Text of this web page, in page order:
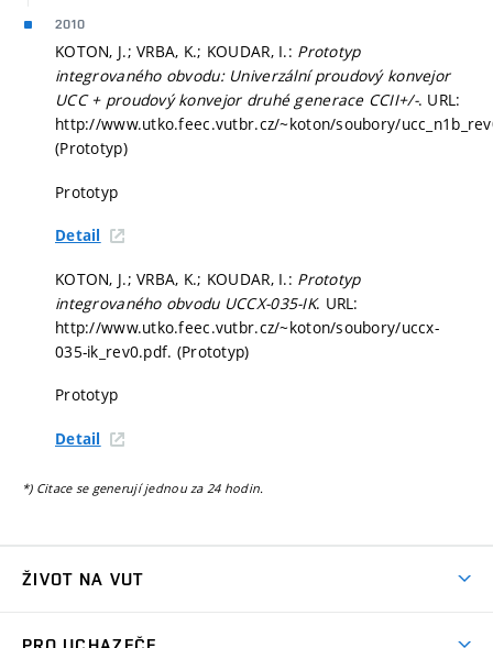
2010
KOTON, J.; VRBA, K.; KOUDAR, I.: Prototyp
integrovaného obvodu: Univerzální proudový konvejor
UCC + proudový konvejor druhé generace CCII+/-. URL:
http://www.utko.feec.vutbr.cz/~koton/soubory/
(Prototyp)
Prototyp
Detail
KOTON, J.; VRBA, K.; KOUDAR, I.: Prototyp
integrovaného obvodu UCCX-035-IK. URL:
http://www.utko.feec.vutbr.cz/~koton/soubory/uccx-
035-ik_rev0.pdf. (Prototyp)
Prototyp
Detail
*) Citace se generují jednou za 24 hodin.
ŽIVOT NA VUT